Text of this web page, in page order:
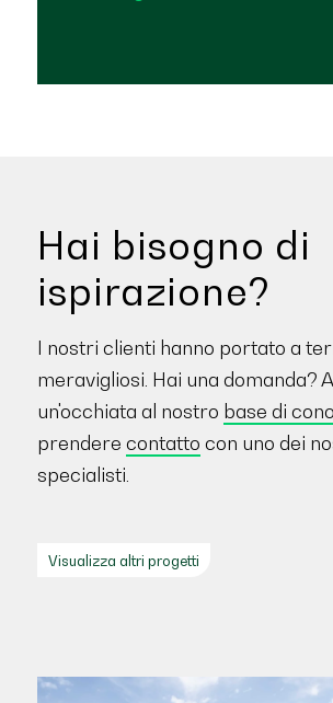
Hai bisogno di
ispirazione?
I nostri clienti hanno portato a
meravigliosi. Hai una domanda?
un'occhiata al nostro base di
prendere contatto con uno dei
specialisti.
Visualizza altri progetti